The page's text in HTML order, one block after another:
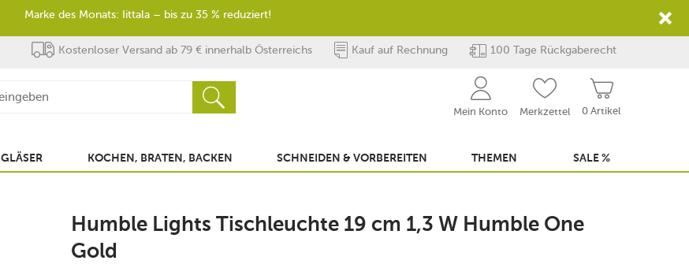
Kostenloser Versand ab 79 € innerhalb Österreichs Kauf auf Rechnung 100 Tage Rückgaberecht
0 Artikel
Mein Konto Merkzettel
GLÄSER KOCHEN, BRATEN, BACKEN SCHNEIDEN & VORBEREITEN THEMEN SALE %
Humble Lights Tischleuchte 19 cm 1,3 W Humble One
Gold
Marke des Monats: Iittala – bis zu 35 % reduziert!